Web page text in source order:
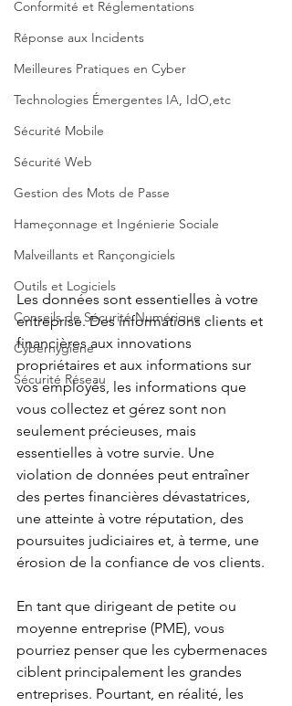
Conformité et Réglementations
Réponse aux Incidents
Meilleures Pratiques en Cyber
Technologies Émergentes IA, IdO,etc
Sécurité Mobile
Sécurité Web
Gestion des Mots de Passe
Hameçonnage et Ingénierie Sociale
Malveillants et Rançongiciels
Outils et Logiciels
Conseils de Sécurité Numérique
Cyberhygiène
Sécurité Réseau
Les données sont essentielles à votre
entreprise. Des informations clients et
financières aux innovations
propriétaires et aux informations sur
vos employés, les informations que
vous collectez et gérez sont non
seulement précieuses, mais
essentielles à votre survie. Une
violation de données peut entraîner
des pertes financières dévastatrices,
une atteinte à votre réputation, des
poursuites judiciaires et, à terme, une
érosion de la confiance de vos clients.
En tant que dirigeant de petite ou
moyenne entreprise (PME), vous
pourriez penser que les cybermenaces
ciblent principalement les grandes
entreprises. Pourtant, en réalité, les